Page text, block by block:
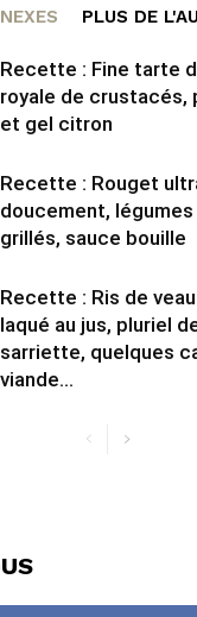
PLUS DE
Recette : Fine tarte
royale de crustacés,
et gel citron
Recette : Rouget
doucement,
grillés, sauce bouille
Recette : Ris de
laqué au jus, pluriel
sarriette, quelques
viande...